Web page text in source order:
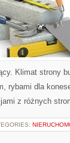
Klimat strony
rybami dla
z różnych